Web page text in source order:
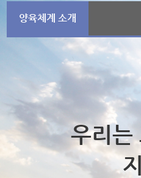
양육체계 소개
우리는